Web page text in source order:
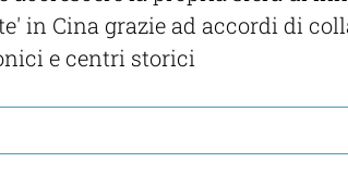
in Cina grazie ad accordi di
e centri storici